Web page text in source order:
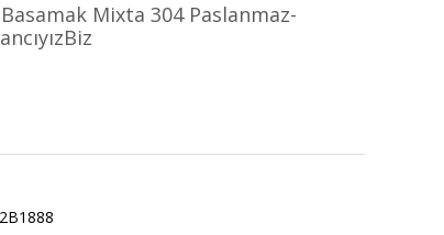
Mixta 304 Paslanmaz-